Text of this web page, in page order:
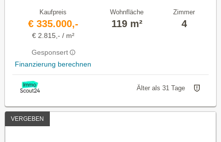
Kaufpreis
€ 335.000,-
€ 2.815,- / m²
Gesponsert
Finanzierung berechnen
Wohnfläche
119 m²
Zimmer
4
Älter als 31 Tage
VERGEBEN